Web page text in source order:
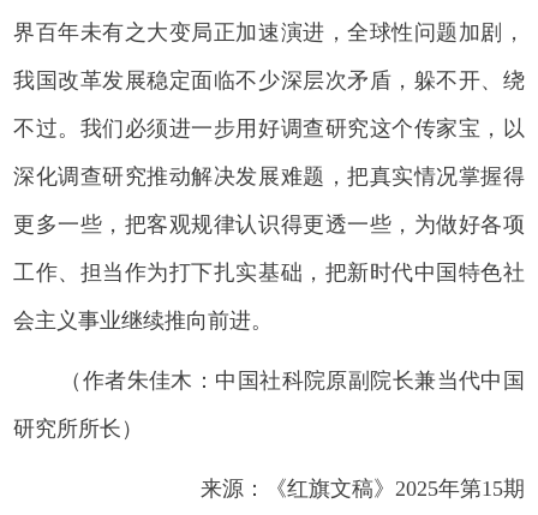
界百年未有之大变局正加速演进，全球性问题加剧，
我国改革发展稳定面临不少深层次矛盾，躲不开、绕
不过。我们必须进一步用好调查研究这个传家宝，以
深化调查研究推动解决发展难题，把真实情况掌握得
更多一些，把客观规律认识得更透一些，为做好各项
工作、担当作为打下扎实基础，把新时代中国特色社
会主义事业继续推向前进。
（作者朱佳木：中国社科院原副院长兼当代中国
研究所所长）
来源：《红旗文稿》2025年第15期